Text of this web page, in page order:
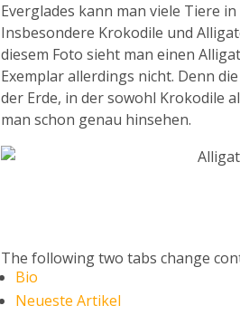
Everglades kann man viele Tiere
Insbesondere Krokodile und
diesem Foto sieht man einen
Exemplar allerdings nicht. Denn
der Erde, in der sowohl Krokodile
man schon genau hinsehen.
The following two tabs change
Bio
Neueste Artikel